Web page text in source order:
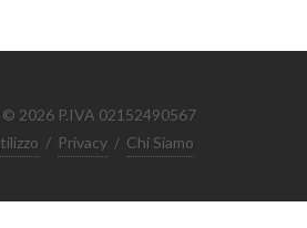
2026 P.IVA 02152490567
/ Privacy / Chi Siamo